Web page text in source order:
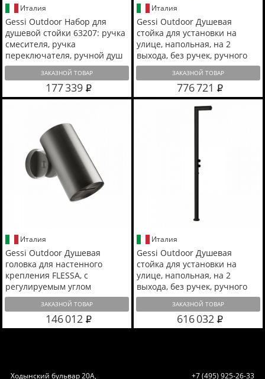
Италия
Gessi Outdoor Набор для
душевой стойки 63207: ручка
смесителя, ручка
переключателя, ручной душ
и шланг 1500 мм., цвет: Black
XL
ЗАКАЗНОЙ ТОВАР
177 339
Италия
Gessi Outdoor Душевая
стойка для установки на
улице, напольная, на 2
выхода, без ручек, ручного
душа и верхнего душа, цвет:
Black XL ЗАКАЗНОЙ ТОВАР
776 721
Италия
Gessi Outdoor Душевая
головка для настенного
крепления FLESSA, с
регулируемым углом
наклона, многоструйная,
цвет: Black XLЗАКАЗНОЙ ТОВАР
146 012
Италия
Gessi Outdoor Душевая
стойка для установки на
улице, напольная, на 2
выхода, без ручек, ручного
душа и верхнего душа,
внешняя часть, цвет: Black XL
ЗАКАЗНОЙ ТОВАР
616 032
Ходынский бульвар 20А, +7 (495) 925-26-33